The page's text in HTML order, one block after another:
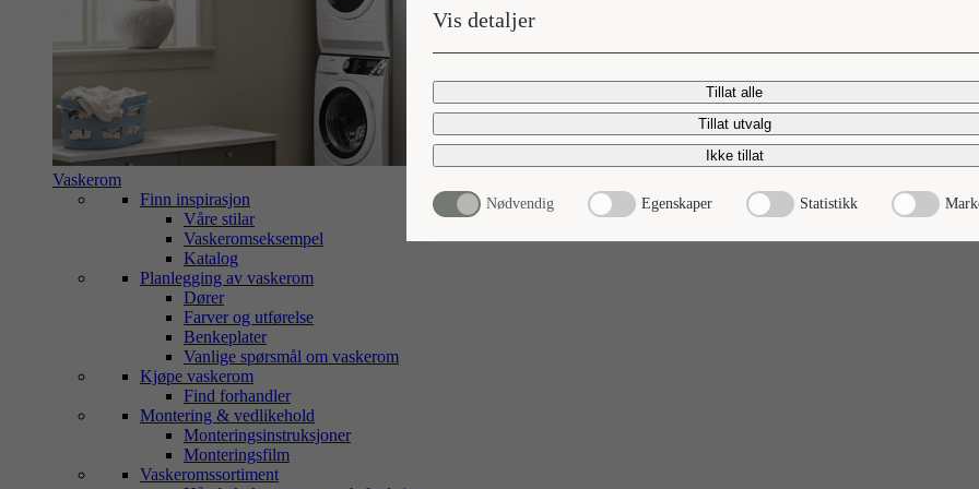
Vis detaljer
Tillat alle
Tillat utvalg
Ikke tillat
Nødvendig Egenskaper Statistikk
Vaskerom
Finn inspirasjon
Våre stilar
Vaskeromseksempel
Katalog
Planlegging av vaskerom
Dører
Farver og utførelse
Benkeplater
Vanlige spørsmål om vaskerom
Kjøpe vaskerom
Find forhandler
Montering & vedlikehold
Monteringsinstruksjoner
Monteringsfilm
Vaskeromssortiment